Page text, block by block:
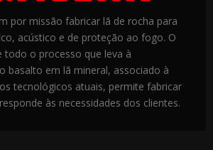
por missão fabricar lã de rocha para
acústico e de proteção ao fogo. O
todo o processo que leva à
basalto em lã mineral, associado à
tecnológicos atuais, permite fabricar
às necessidades dos clientes.